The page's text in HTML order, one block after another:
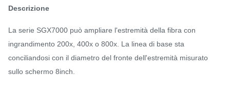
Descrizione
La serie SGX7000 può ampliare l'estremità della fibra con
ingrandimento 200x, 400x o 800x. La linea di base sta
conciliandosi con il diametro del fronte dell'estremità misurato
sullo schermo 8inch.